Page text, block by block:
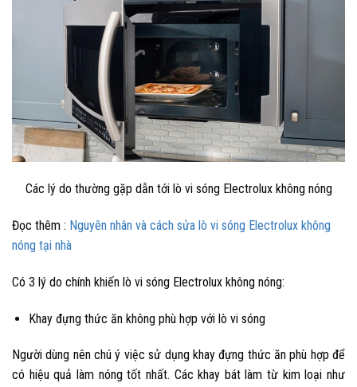
Các lý do thường gặp dẫn tới lò vi sóng Electrolux không nóng
Đọc thêm : Nguyên nhân và cách sửa lò vi sóng Electrolux không
nóng tại nhà
Có 3 lý do chính khiến lò vi sóng Electrolux không nóng:
Khay đựng thức ăn không phù hợp với lò vi sóng
Người dùng nên chú ý việc sử dụng khay đựng thức ăn phù hợp để
có hiệu quả làm nóng tốt nhất. Các khay bát làm từ kim loại như